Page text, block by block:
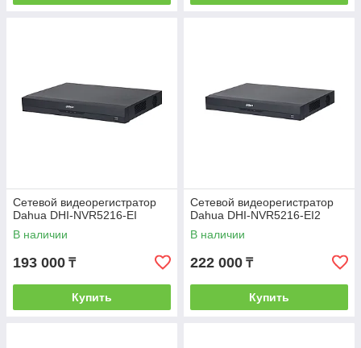
Сетевой видеорегистратор
Dahua DHI-NVR5216-EI
В наличии
193 000 ₸
Купить
Сетевой видеорегистратор
Dahua DHI-NVR5216-EI2
В наличии
222 000 ₸
Купить